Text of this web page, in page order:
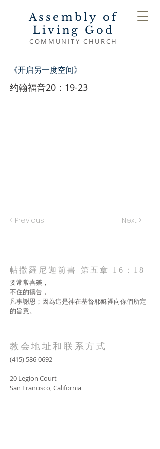
Assembly of
Living God
COMMUNITY CHURCH
《开启另一度空间》
约翰福音20：19-23
< Previous Next >
帖撒羅尼迦前書 第五章 16：18
要常常喜樂，
不住的禱告，
凡事謝恩；因為這是神在基督耶穌裡向你們所定
的旨意。
教会地址和联系方式
(415) 586-0692
20 Legion Court
San Francisco, California